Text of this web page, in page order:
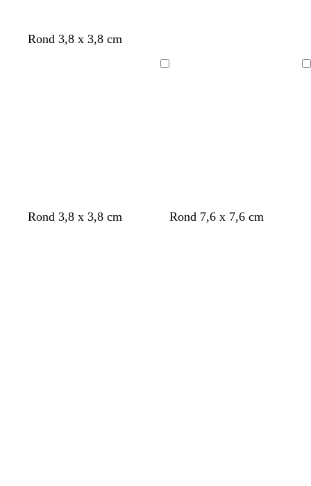
f
f
f
Rond 3,8 x 3,8 cm
Rond 3,8 x 3,8 cm
Rond 7,6 x 7,6 cm